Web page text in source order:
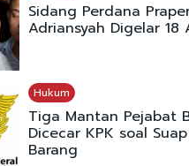
Sidang Perdana
Adriansyah Digelar 18
Hukum
Tiga Mantan Pejabat
Dicecar KPK soal
Barang